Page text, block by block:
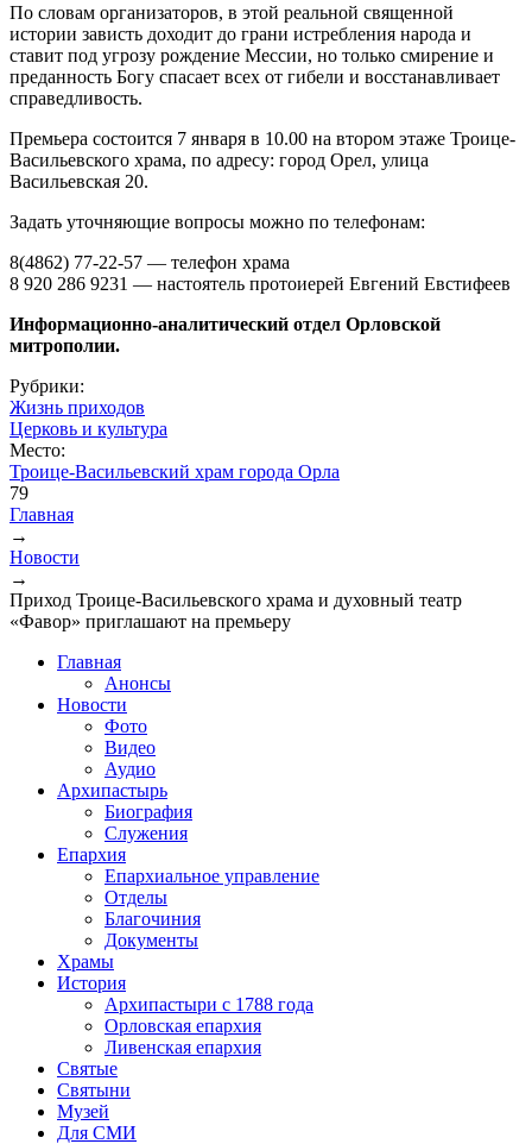
По словам организаторов, в этой реальной священной
истории зависть доходит до грани истребления народа и
ставит под угрозу рождение Мессии, но только смирение и
преданность Богу спасает всех от гибели и восстанавливает
справедливость.
Премьера состоится 7 января в 10.00 на втором этаже Троице-
Васильевского храма, по адресу: город Орел, улица
Васильевская 20.
Задать уточняющие вопросы можно по телефонам:
8(4862) 77-22-57 — телефон храма
8 920 286 9231 — настоятель протоиерей Евгений Евстифеев
Информационно-аналитический отдел Орловской
митрополии.
Рубрики:
Жизнь приходов
Церковь и культура
Место:
Троице-Васильевский храм города Орла
79
Вы здесь
Главная
→
Новости
→
Приход Троице-Васильевского храма и духовный театр
«Фавор» приглашают на премьеру
Главная
Анонсы
Новости
Фото
Видео
Аудио
Архипастырь
Биография
Служения
Епархия
Епархиальное управление
Отделы
Благочиния
Документы
Храмы
История
Архипастыри с 1788 года
Орловская епархия
Ливенская епархия
Святые
Святыни
Музей
Для СМИ